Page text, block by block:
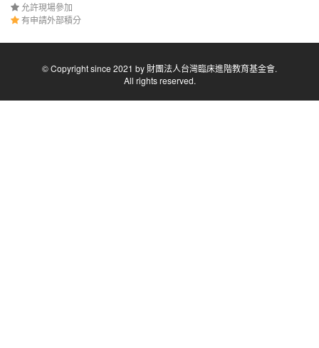
允許現場參加
有申請外部積分
© Copyright since 2021 by 財團法人台灣臨床進階教育基金會.
All rights reserved.